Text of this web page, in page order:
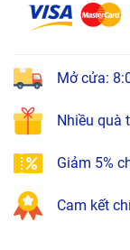
Mở cửa:
Nhiều quà
Giảm 5%
Cam kết